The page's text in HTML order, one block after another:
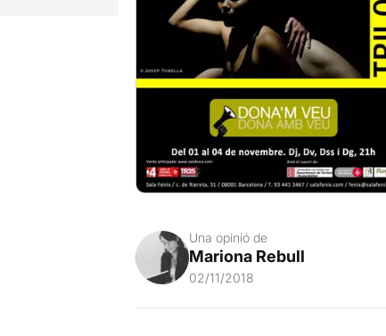
Una opinió de
Mariona Rebull
02/11/2018